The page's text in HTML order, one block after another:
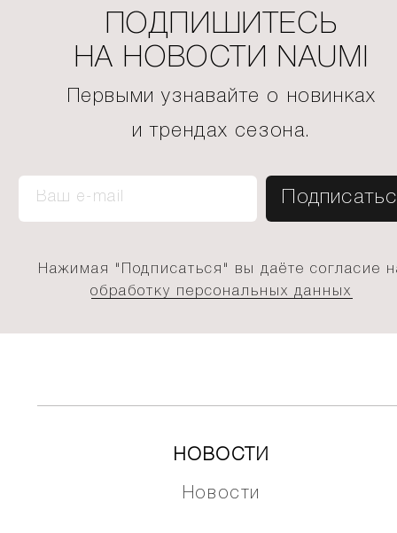
ПОДПИШИТЕСЬ
НА НОВОСТИ NAUMI
Первыми узнавайте о новинках
и трендах сезона.
Нажимая "Подписаться" вы даёте согласие
обработку персональных данных
НОВОСТИ
Новости